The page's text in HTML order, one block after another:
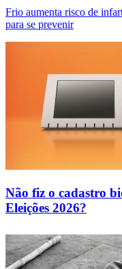
Frio aumenta risco de
para se prevenir
Não fiz o cadastro
Eleições 2026?